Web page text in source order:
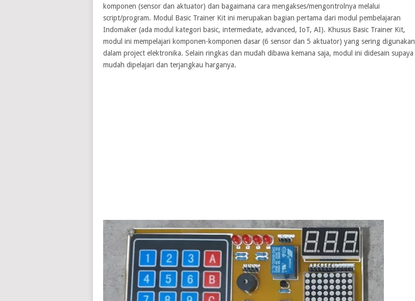
komponen (sensor dan aktuator) dan bagaimana cara mengakses/mengontrolnya melalui
script/program. Modul Basic Trainer Kit ini merupakan bagian pertama dari modul pembelajaran
Indomaker (ada modul kategori basic, intermediate, advanced, IoT, AI). Khusus Basic Trainer Kit,
modul ini mempelajari komponen-komponen dasar (6 sensor dan 5 aktuator) yang sering digunakan
dalam project elektronika. Selain ringkas dan mudah dibawa kemana saja, modul ini didesain supaya
mudah dipelajari dan terjangkau harganya.